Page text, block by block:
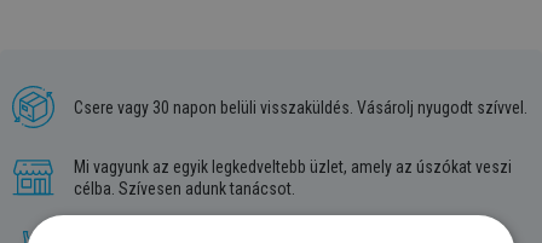
Csere vagy 30 napon belüli visszaküldés. Vásárolj nyugodt szívvel.
Mi vagyunk az egyik legkedveltebb üzlet, amely az úszókat veszi
célba. Szívesen adunk tanácsot.